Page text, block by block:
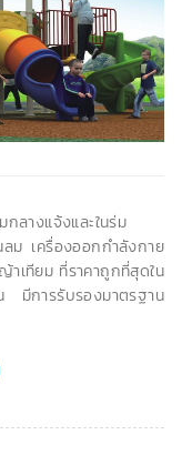
กลางแจ้งและในร่ม
ม เครื่องออกกำลังกาย
เทียม ที่ราคาถูกที่สุดใน
มีการรับรองมาตรฐาน